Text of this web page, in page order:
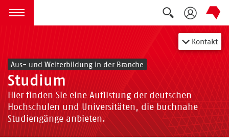
zum Inhalt springen
Menü öffnen
Suche
Kontakt
Aus- und Weiterbildung in der Branche
Studium
Hier finden Sie eine Auflistung der deutschen
Hochschulen und Universitäten, die buchnahe
Studiengänge anbieten.